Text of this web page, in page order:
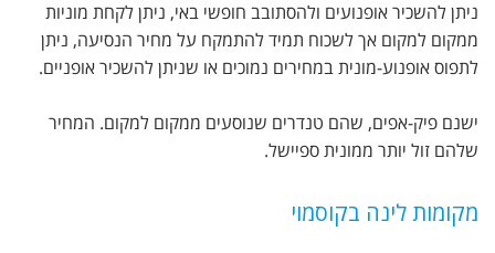
ניתן להשכיר אופנועים ולהסתובב חופשי באי, ניתן לקחת מוניות
ממקום למקום אך לשכוח תמיד להתמקח על מחיר הנסיעה, ניתן
לתפוס אופנוע-מונית במחירים נמוכים או שניתן להשכיר אופניים.
ישנם פיק-אפים, שהם טנדרים שנוסעים ממקום למקום. המחיר
שלהם זול יותר ממונית ספיישל.
מקומות לינה בקוסמוי